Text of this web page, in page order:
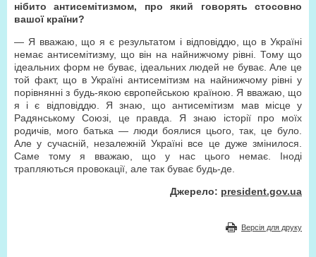
нібито антисемітизмом, про який говорять стосовно
вашої країни?
— Я вважаю, що я є результатом і відповіддю, що в Україні
немає антисемітизму, що він на найнижчому рівні. Тому що
ідеальних форм не буває, ідеальних людей не буває. Але це
той факт, що в Україні антисемітизм на найнижчому рівні у
порівнянні з будь-якою європейською країною. Я вважаю, що
я і є відповіддю. Я знаю, що антисемітизм мав місце у
Радянському Союзі, це правда. Я знаю історії про моїх
родичів, мого батька — люди боялися цього, так, це було.
Але у сучасній, незалежній Україні все це дуже змінилося.
Саме тому я вважаю, що у нас цього немає. Іноді
трапляються провокації, але так буває будь-де.
Джерело: president.gov.ua
Версія для друку